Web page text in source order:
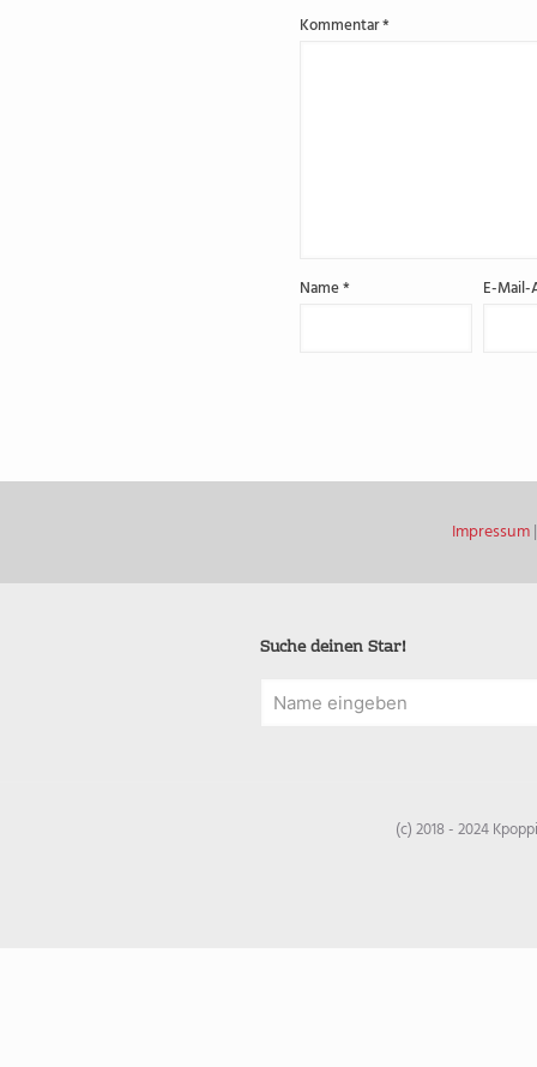
Kommentar*
Name* E-
Impressum
Suche deinen Star!
(c) 2018 - 2024